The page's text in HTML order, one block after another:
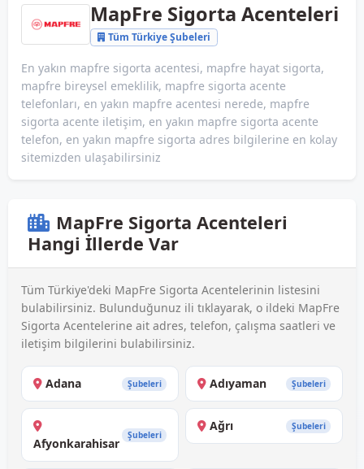
MapFre Sigorta Acenteleri
Tüm Türkiye Şubeleri
En yakın mapfre sigorta acentesi, mapfre hayat sigorta,
mapfre bireysel emeklilik, mapfre sigorta acente
telefonları, en yakın mapfre acentesi nerede, mapfre
sigorta acente iletişim, en yakın mapfre sigorta acente
telefon, en yakın mapfre sigorta adres bilgilerine en kolay
sitemizden ulaşabilirsiniz
MapFre Sigorta Acenteleri
Hangi İllerde Var
Tüm Türkiye'deki MapFre Sigorta Acentelerinin listesini
bulabilirsiniz. Bulunduğunuz ili tıklayarak, o ildeki MapFre
Sigorta Acentelerine ait adres, telefon, çalışma saatleri ve
iletişim bilgilerini bulabilirsiniz.
Adana Şubeleri Adıyaman Şubeleri
Afyonkarahisar
Şubeleri
Ağrı Şubeleri